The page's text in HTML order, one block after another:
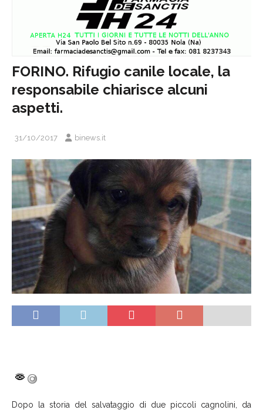
FORINO. Rifugio canile locale, la
responsabile chiarisce alcuni
aspetti.
31/10/2017 binews.it
Dopo la storia del salvataggio di due piccoli cagnolini, da